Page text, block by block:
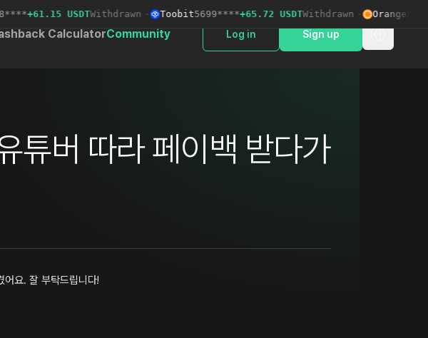
+61.15 USDTWithdrawn · Toobit5699****+65.72 USDTWithdrawn · OrangeX
CalculatorCommunity Log in Sign up
튜버 따라 페이백 받다가
요. 잘 부탁드립니다!